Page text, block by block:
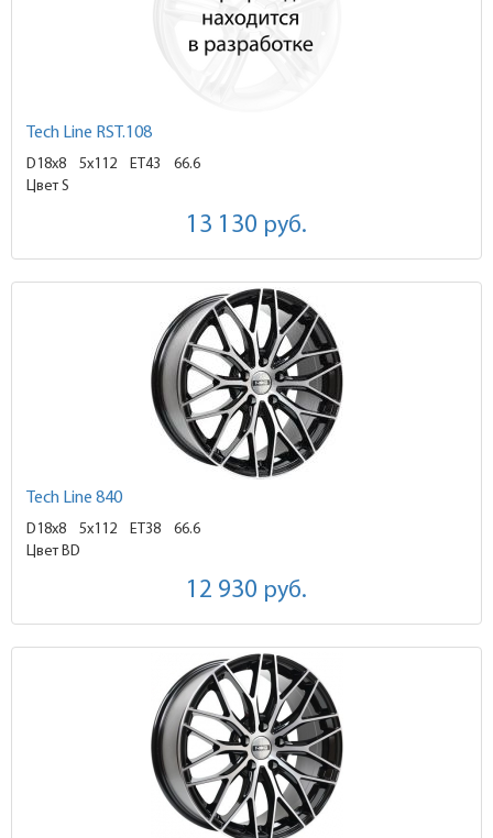
Tech Line RST.108
D18x8 5x112 ET43
66.6
Цвет S
13 130 руб.
Tech Line 840
D18x8 5x112 ET38
66.6
Цвет BD
12 930 руб.